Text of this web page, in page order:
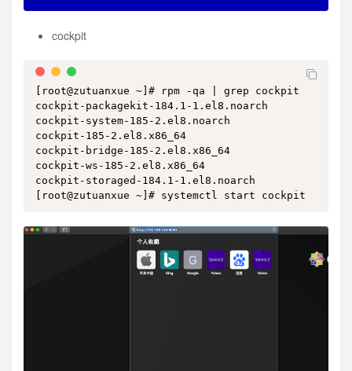
cockpit
[root@zutuanxue ~]# rpm -qa | grep cockpit
cockpit-packagekit-184.1-1.el8.noarch
cockpit-system-185-2.el8.noarch
cockpit-185-2.el8.x86_64
cockpit-bridge-185-2.el8.x86_64
cockpit-ws-185-2.el8.x86_64
cockpit-storaged-184.1-1.el8.noarch
[root@zutuanxue ~]# systemctl start cockpit